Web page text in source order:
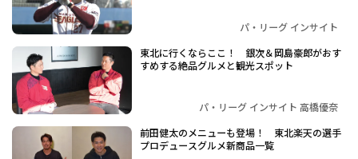
パ・リーグ インサイト
東北に行くならここ！ 銀次＆岡島豪郎がおす
すめする絶品グルメと観光スポット
パ・リーグ インサイト 高橋優奈
前田健太のメニューも登場！ 東北楽天の選手
プロデュースグルメ新商品一覧